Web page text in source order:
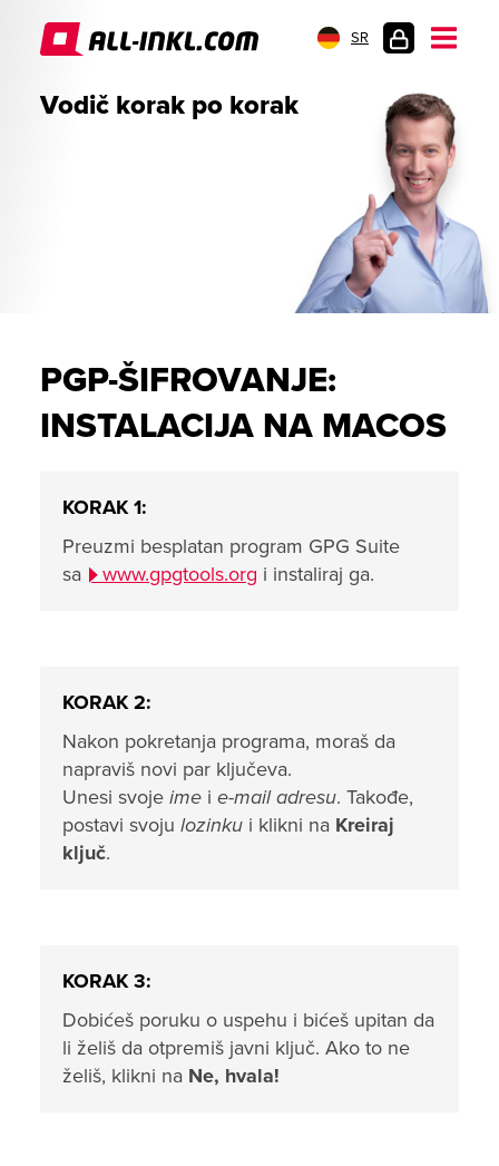
SR
Vodič korak po korak
PGP-ŠIFROVANJE:
INSTALACIJA NA MACOS
KORAK 1:
Preuzmi besplatan program GPG Suite
sa
www.gpgtools.org i instaliraj ga.
KORAK 2:
Nakon pokretanja programa, moraš da
napraviš novi par ključeva.
Unesi svoje ime i e-mail adresu. Takođe,
postavi svoju lozinku i klikni na Kreiraj
ključ.
KORAK 3:
Dobićeš poruku o uspehu i bićeš upitan da
li želiš da otpremiš javni ključ. Ako to ne
želiš, klikni na Ne, hvala!